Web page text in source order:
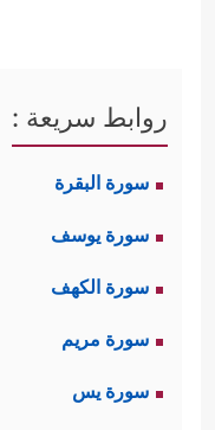
روابط سريعة :
سورة البقرة
سورة يوسف
سورة الكهف
سورة مريم
سورة يس